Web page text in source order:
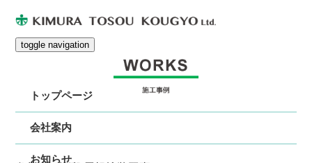
toggle navigation
トップページ
会社案内
お知らせ